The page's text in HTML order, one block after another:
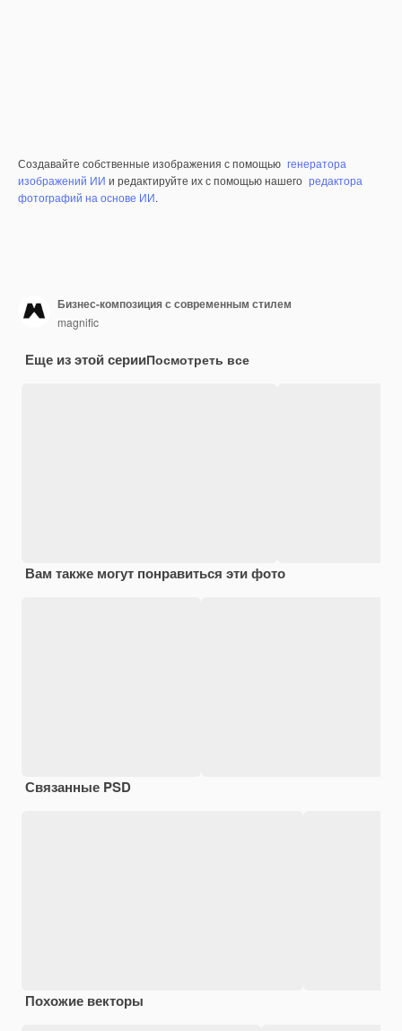
Создавайте собственные изображения с помощью генератора
изображений ИИ и редактируйте их с помощью нашего редактора
фотографий на основе ИИ.
Бизнес-композиция с современным стилем
magnific
Еще из этой серииПосмотреть все
Вам также могут понравиться эти фото
Связанные PSD
Похожие векторы